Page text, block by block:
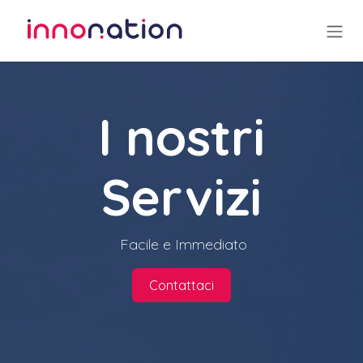
I nostri
Servizi
Facile e Immediato
Contattaci